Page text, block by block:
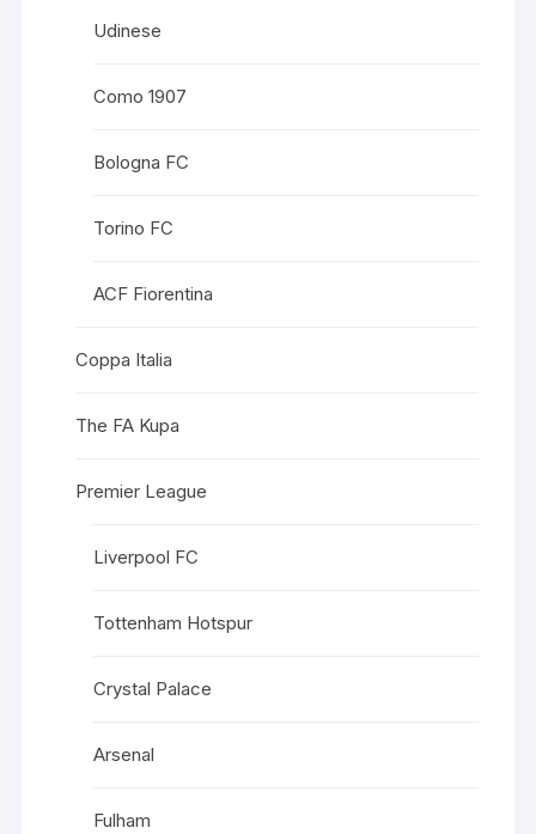
Udinese
Como 1907
Bologna FC
Torino FC
ACF Fiorentina
Coppa Italia
The FA Kupa
Premier League
Liverpool FC
Tottenham Hotspur
Crystal Palace
Arsenal
Fulham